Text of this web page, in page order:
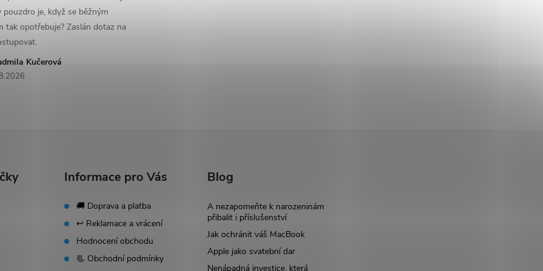
Kučerová
pouzdro je, když se běžným
tak opotřebuje? Zaslán dotaz na
Informace pro Vás
🚚 Doprava a platba
↩️ Reklamace a vrácení
Hodnocení obchodu
📃 Obchodní podmínky
Blog
A nezapomeňte k narozeninám
přibalit i příslušenství
Jak ochránit váš MacBook
Apple jako svatební dar
Nenápadná investice, která